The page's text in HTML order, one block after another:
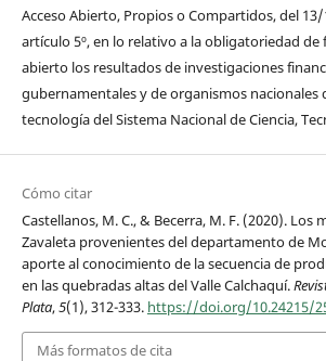
Acceso Abierto, Propios o Compartidos, del
artículo 5º, en lo relativo a la obligatoriedad de
abierto los resultados de investigaciones
gubernamentales y de organismos nacionales
tecnología del Sistema Nacional de Ciencia,
Cómo citar
Castellanos, M. C., & Becerra, M. F. (2020). Los
Zavaleta provenientes del departamento de
aporte al conocimiento de la secuencia de
en las quebradas altas del Valle Calchaquí.
Plata,5(1), 312-333. https://doi.org/10.24215/
Más formatos de cita